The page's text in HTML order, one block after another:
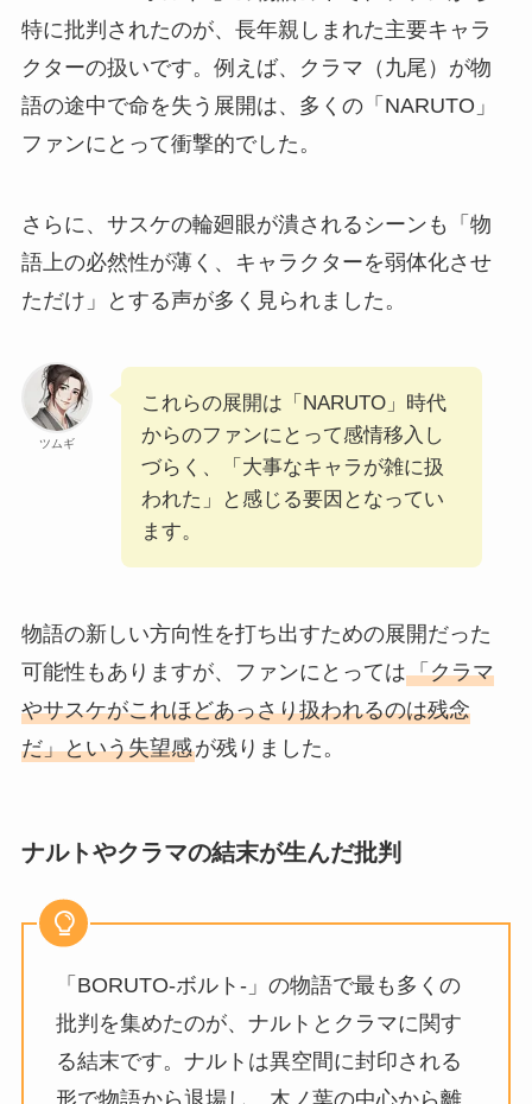
特に批判されたのが、長年親しまれた主要キャラ
クターの扱いです。例えば、クラマ（九尾）が物
語の途中で命を失う展開は、多くの「NARUTO」
ファンにとって衝撃的でした。
さらに、サスケの輪廻眼が潰されるシーンも「物
語上の必然性が薄く、キャラクターを弱体化させ
ただけ」とする声が多く見られました。
ツムギ
これらの展開は「NARUTO」時代
からのファンにとって感情移入し
づらく、「大事なキャラが雑に扱
われた」と感じる要因となってい
ます。
物語の新しい方向性を打ち出すための展開だった
可能性もありますが、ファンにとっては「クラマ
やサスケがこれほどあっさり扱われるのは残念
だ」という失望感が残りました。
ナルトやクラマの結末が生んだ批判
「BORUTO-ボルト-」の物語で最も多くの
批判を集めたのが、ナルトとクラマに関す
る結末です。ナルトは異空間に封印される